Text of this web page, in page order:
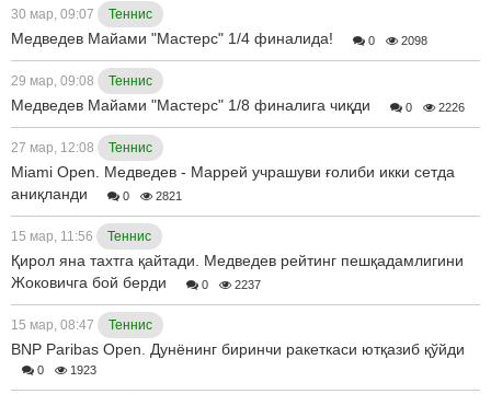
30 мар, 09:07 Теннис
Медведев Майами "Мастерс" 1/4 финалида! 0 2098
29 мар, 09:08 Теннис
Медведев Майами "Мастерс" 1/8 финалига чиқди 0 2226
27 мар, 12:08 Теннис
Miami Open. Медведев - Маррей учрашуви ғолиби икки сетда
аниқланди
0 2821
15 мар, 11:56 Теннис
Қирол яна тахтга қайтади. Медведев рейтинг пешқадамлигини
Жоковичга бой берди
0 2237
15 мар, 08:47 Теннис
BNP Paribas Open. Дунёнинг биринчи ракеткаси ютқазиб қўйди
0 1923